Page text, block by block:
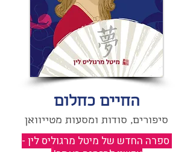
החיים כחלום
סיפורים, סודות ומסעות מטייוואן
ספרה החדש של מיטל מרגוליס לין -